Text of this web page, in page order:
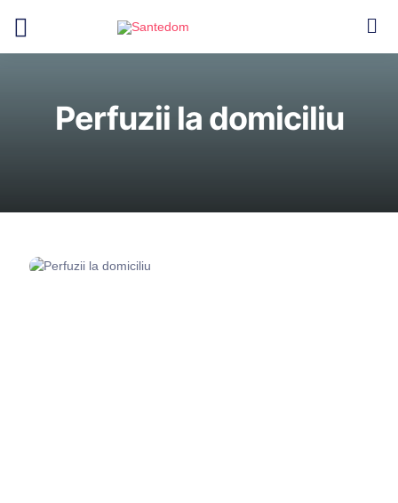
Perfuzii la domiciliu